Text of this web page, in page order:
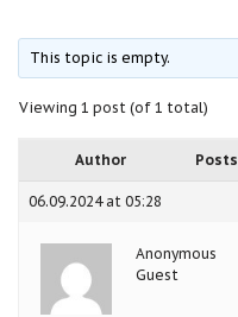
This topic is empty.
Viewing 1 post (of 1 total)
Author Posts
06.09.2024 at 05:28
Anonymous
Guest